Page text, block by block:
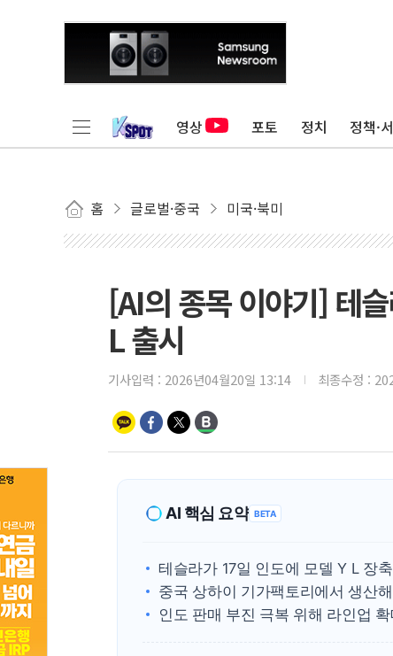
영상 포토 정치 정책·
홈 글로벌·중국 미국·북미
[AI의 종목 이야기] 테
L 출시
기사입력 : 2026년04월20일 13:14 최종수정 :
AI 핵심 요약 BETA
테슬라가 17일 인도에 모델 Y L 장
중국 상하이 기가팩토리에서 생산
인도 판매 부진 극복 위해 라인업